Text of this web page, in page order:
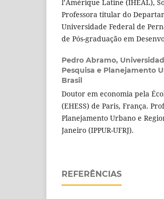
l’Amérique Latine (IHEAL),
Professora titular do
Universidade Federal de
de Pós-graduação em
Pedro Abramo,
Pesquisa e Planejamento
Brasil
Doutor em economia pela
(EHESS) de Paris, França.
Planejamento Urbano e
Janeiro (IPPUR-UFRJ).
REFERÊNCIAS